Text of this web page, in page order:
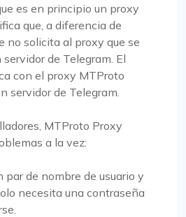
es en principio un proxy
que, a diferencia de
no solicita al proxy que se
de Telegram. El
con el proxy MTProto
servidor de Telegram.
MTProto Proxy
a la vez:
par de nombre de usuario y
necesita una contraseña